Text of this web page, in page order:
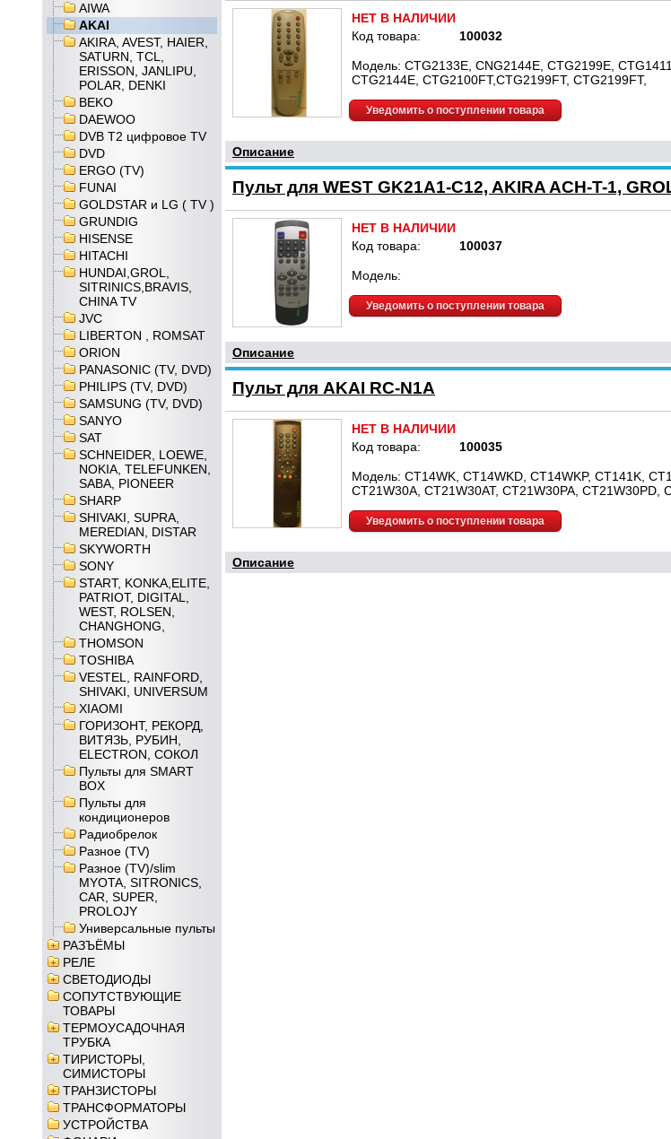
AIWA
AKAI
AKIRA, AVEST, HAIER,
SATURN, TCL,
ERISSON, JANLIPU,
POLAR, DENKI
BEKO
DAEWOO
DVB T2 цифровое TV
DVD
ERGO (TV)
FUNAI
GOLDSTAR и LG ( TV )
GRUNDIG
HISENSE
HITACHI
HUNDAI,GROL,
SITRINICS,BRAVIS,
CHINA TV
JVC
LIBERTON , ROMSAT
ORION
PANASONIC (TV, DVD)
PHILIPS (TV, DVD)
SAMSUNG (TV, DVD)
SANYO
SAT
SCHNEIDER, LOEWE,
NOKIA, TELEFUNKEN,
SABA, PIONEER
SHARP
SHIVAKI, SUPRA,
MEREDIAN, DISTAR
SKYWORTH
SONY
START, KONKA,ELITE,
PATRIOT, DIGITAL,
WEST, ROLSEN,
CHANGHONG,
THOMSON
TOSHIBA
VESTEL, RAINFORD,
SHIVAKI, UNIVERSUM
XIAOMI
ГОРИЗОНТ, РЕКОРД,
ВИТЯЗЬ, РУБИН,
ELECTRON, СОКОЛ
Пульты для SMART
BOX
Пульты для
кондиционеров
Радиобрелок
Разное (TV)
Разное (TV)/slim
MYOTA, SITRONICS,
CAR, SUPER,
PROLOJY
Универсальные пульты
РАЗЪЁМЫ
РЕЛЕ
СВЕТОДИОДЫ
СОПУТСТВУЮЩИЕ
ТОВАРЫ
ТЕРМОУСАДОЧНАЯ
ТРУБКА
ТИРИСТОРЫ,
СИМИСТОРЫ
ТРАНЗИСТОРЫ
ТРАНСФОРМАТОРЫ
УСТРОЙСТВА
НЕТ В НАЛИЧИИ
Код товара:
100032
Модель: CTG2133E, CNG2144E, CTG2199E,
CTG2144E, CTG2100FT,CTG2199FT, CTG2199FT,
Уведомить о поступлении товара
Описание
Пульт для WEST GK21A1-C12, AKIRA ACH-T-1,
НЕТ В НАЛИЧИИ
Код товара:
100037
Модель:
Уведомить о поступлении товара
Описание
Пульт для AKAI RC-N1A
НЕТ В НАЛИЧИИ
Код товара:
100035
Модель: CT14WK, CT14WKD, CT14WKP, CT141K,
CT21W30A, CT21W30AT, CT21W30PA, CT21W30PD,
Уведомить о поступлении товара
Описание